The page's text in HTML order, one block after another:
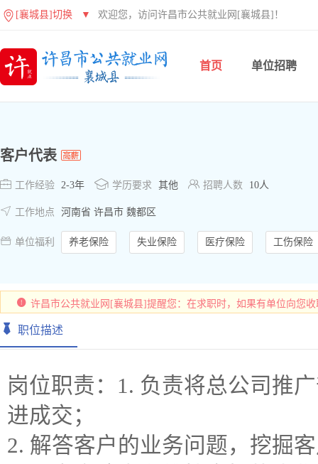
[襄城县]切换 ▼ 欢迎您，访问许昌市公共就业网[襄城县]！
首页 单位招聘
客户代表
 工作经验 2-3年  学历要求 其他  招聘人数 10人
 工作地点 河南省 许昌市 魏都区
 单位福利 养老保险 失业保险 医疗保险 工伤保险
许昌市公共就业网[襄城县]提醒您：在求职时，如果有单位向您
职位描述
岗位职责：1. 负责将总公司推
进成交；
2. 解答客户的业务问题，挖掘